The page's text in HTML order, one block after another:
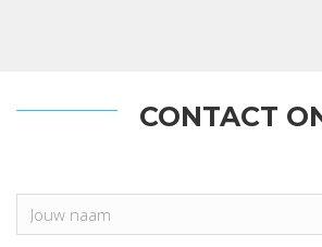
CONTACT